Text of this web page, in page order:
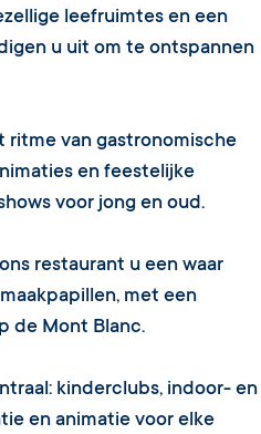
leefruimtes en een
u uit om te ontspannen
ritme van gastronomische
en feestelijke
voor jong en oud.
restaurant u een waar
met een
de Mont Blanc.
kinderclubs, indoor- en
en animatie voor elke